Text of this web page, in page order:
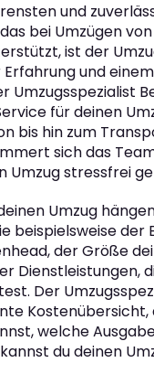
und
bei Umzügen
ist der
und
Umzugsspezialist
für deinen
bis hin zum
sich das
Umzug stressfrei
Umzug
beispielsweise der
der Größe
Dienstleistungen,
Der
Kostenübersicht,
welche
du deinen